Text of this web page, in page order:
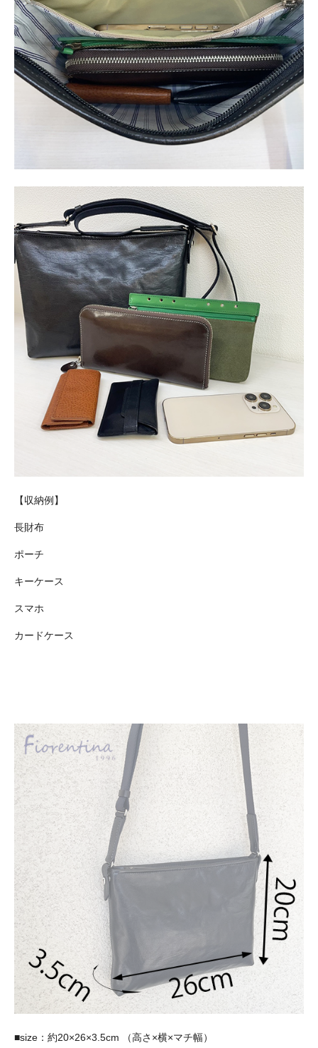
【収納例】
長財布
ポーチ
キーケース
スマホ
カードケース
■size：約20×26×3.5cm （高さ×横×マチ幅）